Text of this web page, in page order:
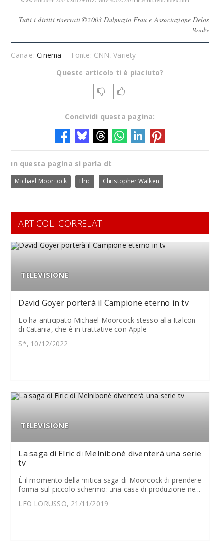
Tutti i diritti riservati ©2003 Dalmazio Frau e Associazione Delos
Books
Canale:Cinema
Fonte: CNN, Variety
Questo articolo ti è piaciuto?
Condividi questa pagina:
In questa pagina si parla di:
Michael Moorcock Elric Christopher Walken
ARTICOLI CORRELATI
TELEVISIONE
David Goyer porterà il Campione eterno in tv
Lo ha anticipato Michael Moorcock stesso alla Italcon
di Catania, che è in trattative con Apple
S*, 10/12/2022
TELEVISIONE
La saga di Elric di Melnibonè diventerà una serie
tv
È il momento della mitica saga di Moorcock di prendere
forma sul piccolo schermo: una casa di produzione ne...
LEO LORUSSO, 21/11/2019